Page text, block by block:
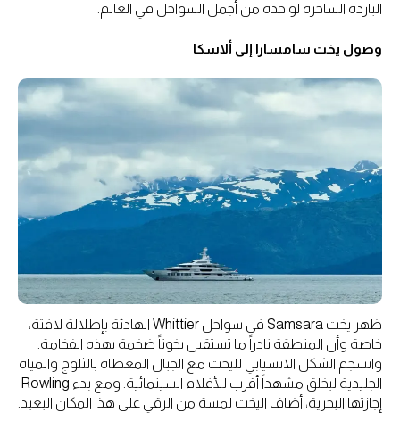
الباردة الساحرة لواحدة من أجمل السواحل في العالم.
وصول يخت سامسارا إلى ألاسكا
ظهر يخت Samsara في سواحل Whittier الهادئة بإطلالة لافتة،
خاصة وأن المنطقة نادراً ما تستقبل يخوتاً ضخمة بهذه الفخامة.
وانسجم الشكل الانسيابي لليخت مع الجبال المغطاة بالثلوج والمياه
الجليدية ليخلق مشهداً أقرب للأفلام السينمائية. ومع بدء Rowling
إجازتها البحرية، أضاف اليخت لمسة من الرقي على هذا المكان البعيد.